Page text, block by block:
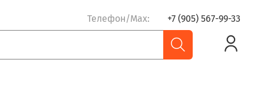
Телефон/Max: +7 (905) 567-99-33